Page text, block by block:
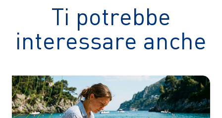
Ti potrebbe
interessare anche